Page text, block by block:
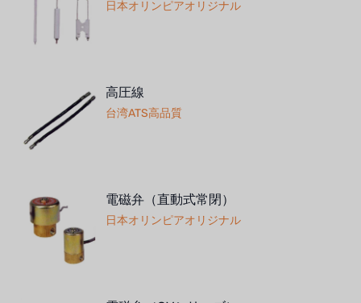
ボスキーニ
キャッシュアクメ
RUNXIN
日本オリンピアオリジナル
高圧線
台湾ATS高品質
電磁弁（直動式常閉）
日本オリンピアオリジナル